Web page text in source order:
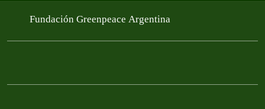
Fundación Greenpeace Argentina